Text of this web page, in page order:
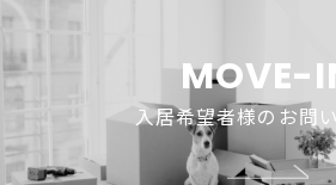
MOVE-
入居希望者様のお問